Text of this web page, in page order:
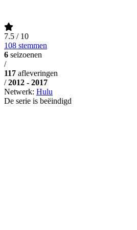
7.5 / 10
108 stemmen
6 seizoenen
/
117 afleveringen
/ 2012 - 2017
Netwerk: Hulu
De serie is beëindigd